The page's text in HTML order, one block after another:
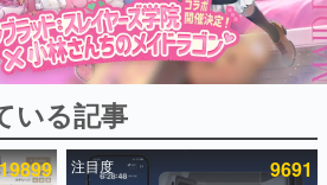
覧
事
数千以上！ ページビュー数万以上！ などな
々に読まれた、電ファミ渾身の“殿堂入り”記
した。
いる記事
19899 注目度 9691